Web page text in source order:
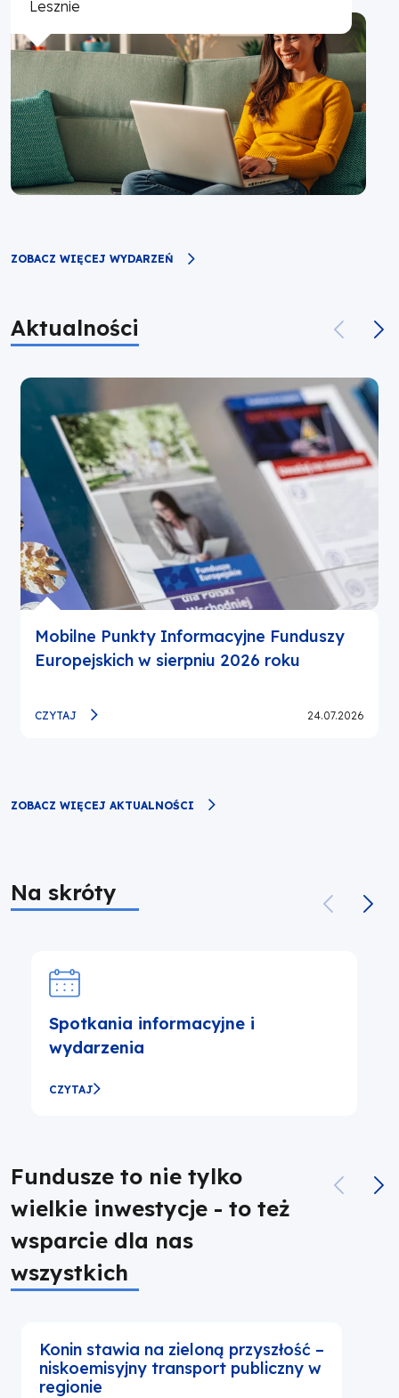
Lesznie
ZOBACZ WIĘCEJ WYDARZEŃ
Aktualności
Mobilne Punkty Informacyjne Funduszy
Europejskich w sierpniu 2026 roku
CZYTAJ 24.07.2026
ZOBACZ WIĘCEJ AKTUALNOŚCI
Na skróty
Spotkania informacyjne i
wydarzenia
CZYTAJ
Fundusze to nie tylko
wielkie inwestycje - to też
wsparcie dla nas
wszystkich
Konin stawia na zieloną przyszłość –
niskoemisyjny transport publiczny w
regionie